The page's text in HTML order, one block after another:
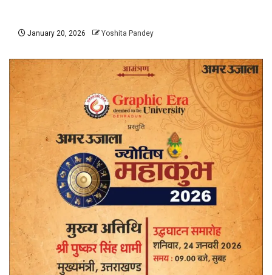
January 20, 2026 Yoshita Pandey